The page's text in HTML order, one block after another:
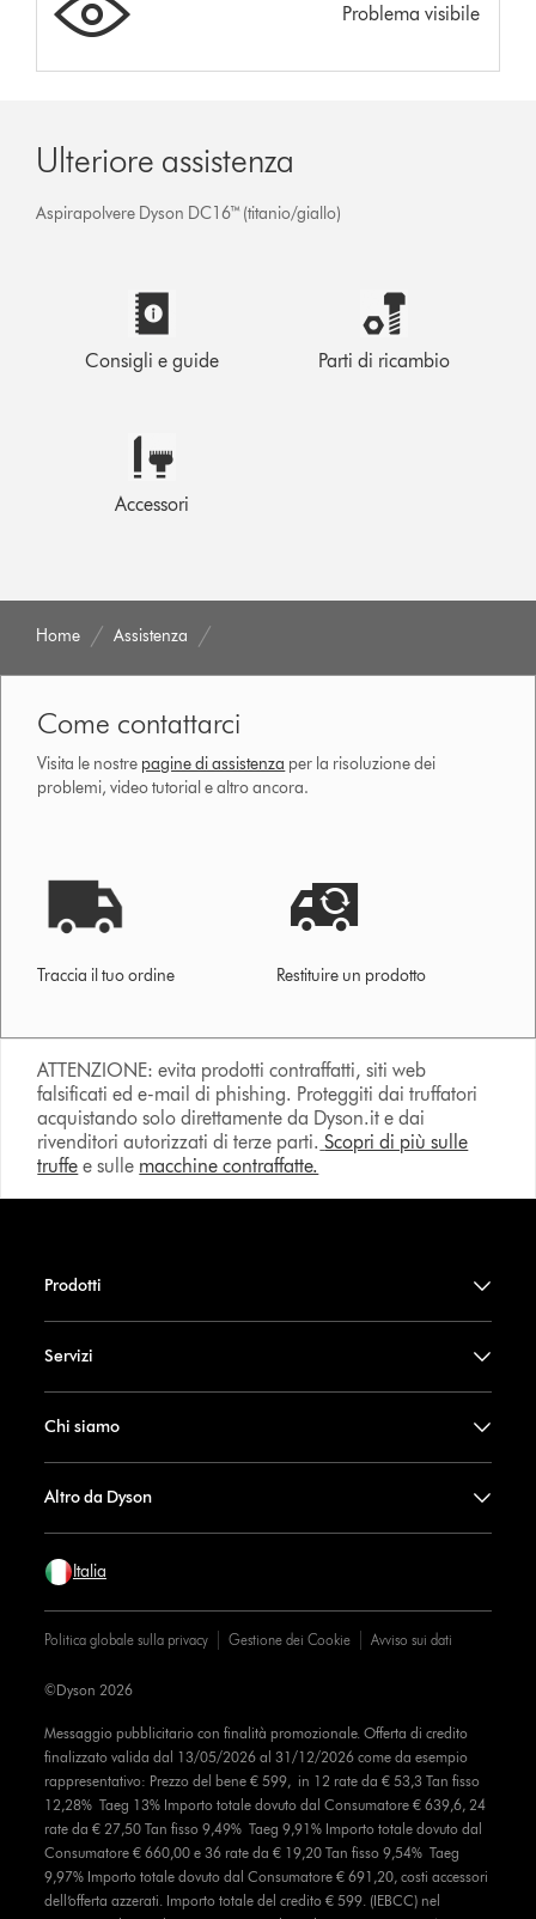
Problema visibile
Ulteriore assistenza
Aspirapolvere Dyson DC16™ (titanio/giallo)
Consigli e guide Parti di ricambio
Accessori
Home Assistenza
Come contattarci
Visita le nostre pagine di assistenza per la risoluzione dei
problemi, video tutorial e altro ancora.
Traccia il tuo ordine Restituire un prodotto
ATTENZIONE: evita prodotti contraffatti, siti web
falsificati ed e-mail di phishing. Proteggiti dai truffatori
acquistando solo direttamente da Dyson.it e dai
rivenditori autorizzati di terze parti. Scopri di più sulle
truffe e sulle macchine contraffatte.
Prodotti
Servizi
Chi siamo
Altro da Dyson
Italia
Politica globale sulla privacy Gestione dei Cookie Avviso sui dati
Messaggio pubblicitario con finalità promozionale. Offerta di credito
finalizzato valida dal 13/05/2026 al 31/12/2026 come da esempio
rappresentativo: Prezzo del bene € 599, in 12 rate da € 53,3 Tan fisso
12,28% Taeg 13% Importo totale dovuto dal Consumatore € 639,6, 24
rate da € 27,50 Tan fisso 9,49% Taeg 9,91% Importo totale dovuto dal
Consumatore € 660,00 e 36 rate da € 19,20 Tan fisso 9,54% Taeg
9,97% Importo totale dovuto dal Consumatore € 691,20, costi accessori
dell’offerta azzerati. Importo totale del credito € 599. (IEBCC) nel
©Dyson 2026